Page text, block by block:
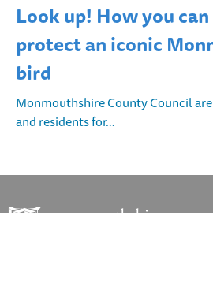
Look up! How you
protect an iconic
bird
Monmouthshire County Council
and residents for…